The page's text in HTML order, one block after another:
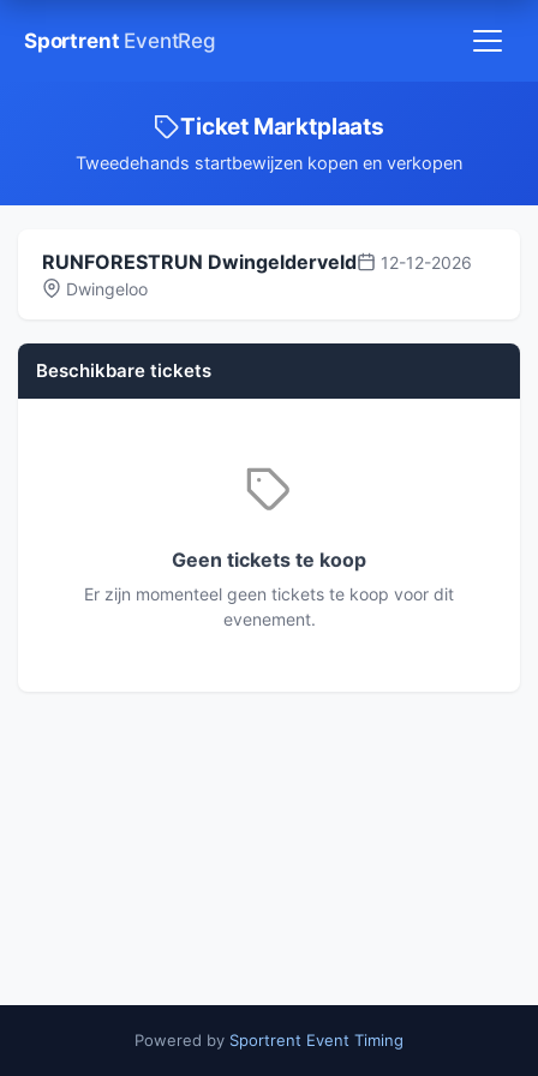
Sportrent EventReg
Ticket Marktplaats
Tweedehands startbewijzen kopen en verkopen
RUNFORESTRUN Dwingelderveld
12-12-2026
Dwingeloo
Beschikbare tickets
Geen tickets te koop
Er zijn momenteel geen tickets te koop voor dit
evenement.
Powered by Sportrent Event Timing